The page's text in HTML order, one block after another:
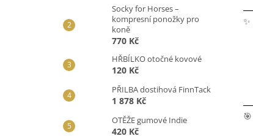
Socky for Horses –
kompresní ponožky pro
koně
770 Kč
HŘBÍLKO otočné kovové
120 Kč
PŘILBA dostihová FinnTack
1 878 Kč
OTĚŽE gumové Indie
420 Kč
✨
🎯